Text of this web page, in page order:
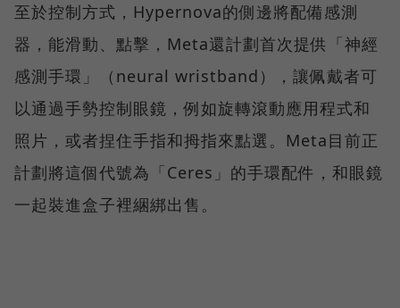
至於控制方式，Hypernova的側邊將配備感測
器，能滑動、點擊，Meta還計劃首次提供「神經
感測手環」（neural wristband），讓佩戴者可
以通過手勢控制眼鏡，例如旋轉滾動應用程式和
照片，或者捏住手指和拇指來點選。Meta目前正
計劃將這個代號為「Ceres」的手環配件，和眼鏡
一起裝進盒子裡綑綁出售。